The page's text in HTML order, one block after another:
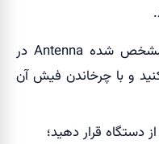
فیش آنتن GSM را به محل مشخص شده Antenna در
و با چرخاندن فیش آن